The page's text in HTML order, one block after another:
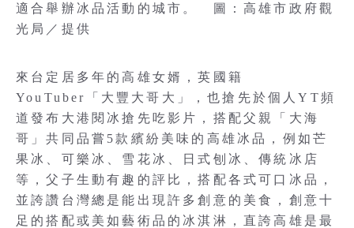
適合舉辦冰品活動的城市。 圖：高雄市政府觀
光局／提供
來台定居多年的高雄女婿，英國籍
YouTuber「大豐大哥大」，也搶先於個人YT頻
道發布大港閱冰搶先吃影片，搭配父親「大海
哥」共同品嘗5款繽紛美味的高雄冰品，例如芒
果冰、可樂冰、雪花冰、日式刨冰、傳統冰店
等，父子生動有趣的評比，搭配各式可口冰品，
並誇讚台灣總是能出現許多創意的美食，創意十
足的搭配或美如藝術品的冰淇淋，直誇高雄是最